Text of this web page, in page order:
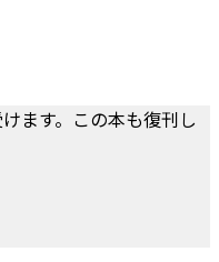
ます。この本も復刊し